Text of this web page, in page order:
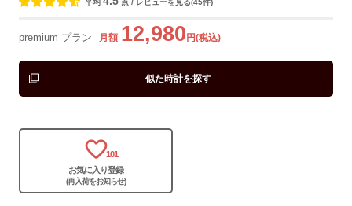
平均
点 / レビューを見る(45件)
premium プラン 月額 12,980 円(税込)
似た時計を探す
101
お気に入り登録
(再入荷をお知らせ)